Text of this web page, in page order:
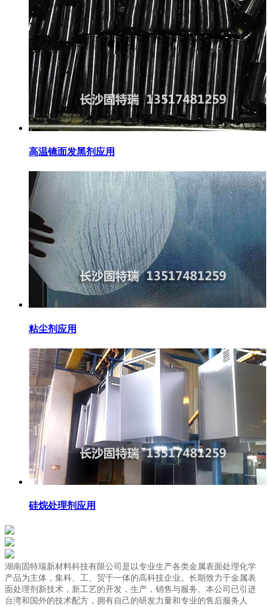
高温镜面发黑剂应用
粘尘剂应用
硅烷处理剂应用
湖南固特瑞新材料科技有限公司是以专业生产各类金属表面处理化学
产品为主体，集科、工、贸于一体的高科技企业。长期致力于金属表
面处理剂新技术，新工艺的开发，生产，销售与服务。本公司已引进
台湾和国外的技术配方，拥有自己的研发力量和专业的售后服务人